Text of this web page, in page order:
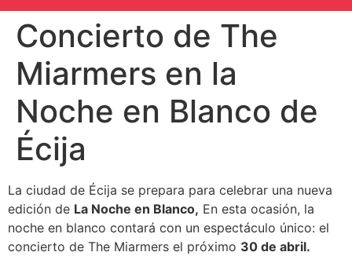
Concierto de The
Miarmers en la
Noche en Blanco de
Écija
La ciudad de Écija se prepara para celebrar una nueva
edición de La Noche en Blanco, En esta ocasión, la
noche en blanco contará con un espectáculo único: el
concierto de The Miarmers el próximo 30 de abril.